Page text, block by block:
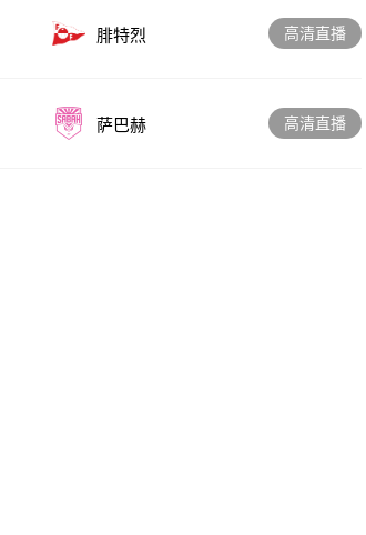
腓特烈 高清直播
萨巴赫 高清直播